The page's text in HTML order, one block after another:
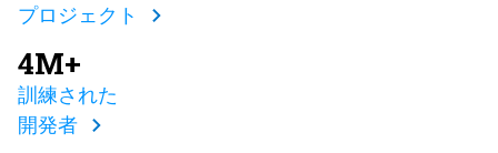
プロジェクト
4M+
訓練された
開発者